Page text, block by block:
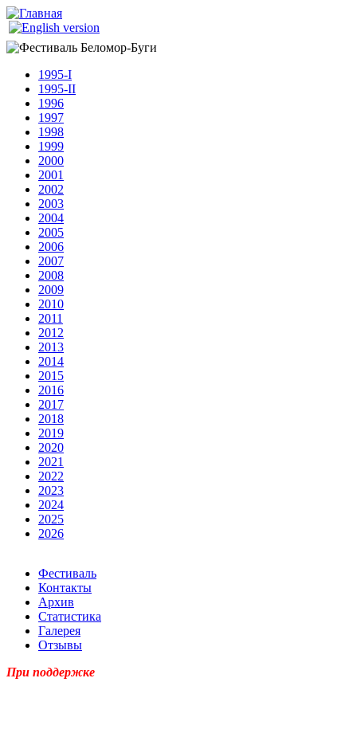
Перейти к основному содержанию
Беломор-
Буги
1995-I
1995-II
1996
1997
1998
1999
2000
2001
2002
2003
2004
2005
2006
2007
2008
2009
2010
2011
2012
2013
2014
2015
2016
2017
2018
2019
2020
2021
2022
2023
2024
2025
2026
Фестиваль
Контакты
Архив
Статистика
Галерея
Отзывы
При поддержке